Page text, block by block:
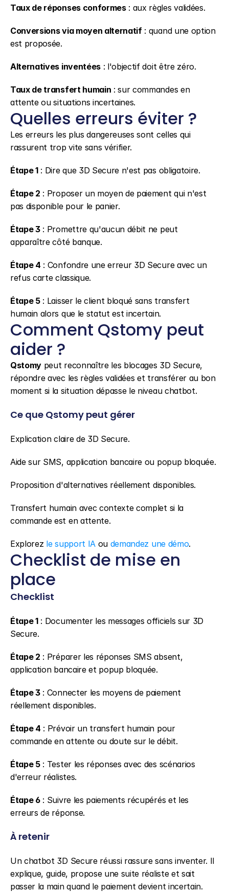
Taux de réponses conformes : aux règles validées.
Conversions via moyen alternatif : quand une option
est proposée.
Alternatives inventées : l'objectif doit être zéro.
Taux de transfert humain : sur commandes en
attente ou situations incertaines.
Quelles erreurs éviter ?
Les erreurs les plus dangereuses sont celles qui
rassurent trop vite sans vérifier.
Étape 1 : Dire que 3D Secure n'est pas obligatoire.
Étape 2 : Proposer un moyen de paiement qui n'est
pas disponible pour le panier.
Étape 3 : Promettre qu'aucun débit ne peut
apparaître côté banque.
Étape 4 : Confondre une erreur 3D Secure avec un
refus carte classique.
Étape 5 : Laisser le client bloqué sans transfert
humain alors que le statut est incertain.
Comment Qstomy peut
aider ?
Qstomy peut reconnaître les blocages 3D Secure,
répondre avec les règles validées et transférer au bon
moment si la situation dépasse le niveau chatbot.
Ce que Qstomy peut gérer
Explication claire de 3D Secure.
Aide sur SMS, application bancaire ou popup bloquée.
Proposition d'alternatives réellement disponibles.
Transfert humain avec contexte complet si la
commande est en attente.
Explorez le support IA ou demandez une démo.
Checklist de mise en
place
Checklist
Étape 1 : Documenter les messages officiels sur 3D
Secure.
Étape 2 : Préparer les réponses SMS absent,
application bancaire et popup bloquée.
Étape 3 : Connecter les moyens de paiement
réellement disponibles.
Étape 4 : Prévoir un transfert humain pour
commande en attente ou doute sur le débit.
Étape 5 : Tester les réponses avec des scénarios
d'erreur réalistes.
Étape 6 : Suivre les paiements récupérés et les
erreurs de réponse.
À retenir
Un chatbot 3D Secure réussi rassure sans inventer. Il
explique, guide, propose une suite réaliste et sait
passer la main quand le paiement devient incertain.